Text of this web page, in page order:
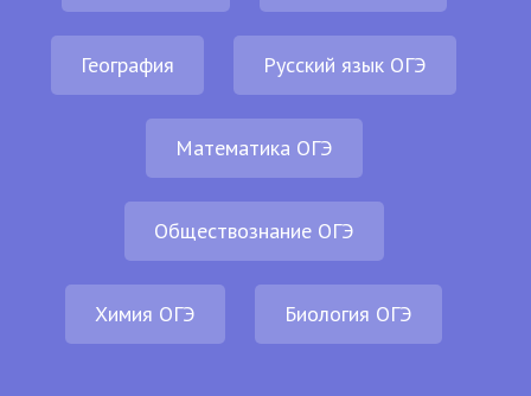
География Русский язык ОГЭ
Математика ОГЭ
Обществознание ОГЭ
Химия ОГЭ Биология ОГЭ